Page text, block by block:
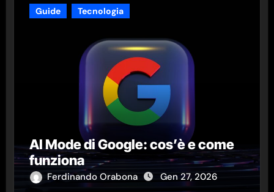
Guide Tecnologia
AI Mode di Google: cos’è e come
funziona
Ferdinando Orabona Gen 27, 2026